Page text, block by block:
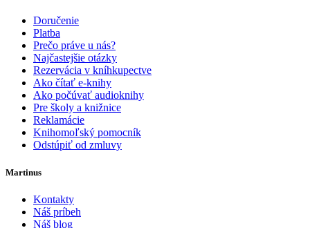
Doručenie
Platba
Prečo práve u nás?
Najčastejšie otázky
Rezervácia v kníhkupectve
Ako čítať e-knihy
Ako počúvať audioknihy
Pre školy a knižnice
Reklamácie
Knihomoľský pomocník
Odstúpiť od zmluvy
Martinus
Kontakty
Náš príbeh
Náš blog